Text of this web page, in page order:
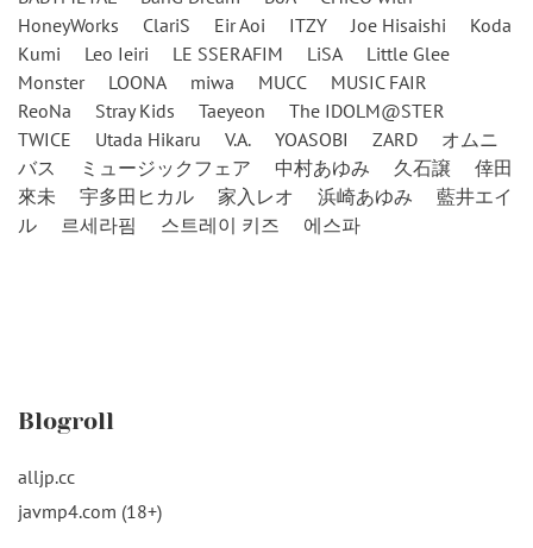
HoneyWorks
ClariS Eir Aoi ITZY Joe Hisaishi
Koda
Kumi
Leo Ieiri LE SSERAFIM LiSA
Little Glee
Monster
LOONA miwa MUCC
MUSIC FAIR
ReoNa
Stray Kids Taeyeon
The IDOLM@STER
TWICE
Utada Hikaru V.A. YOASOBI ZARD
オムニ
バス
ミュージックフェア 中村あゆみ 久石譲
倖田
來未
宇多田ヒカル 家入レオ 浜崎あゆみ
藍井エイ
ル
르세라핌 스트레이 키즈 에스파
Blogroll
alljp.cc
javmp4.com (18+)